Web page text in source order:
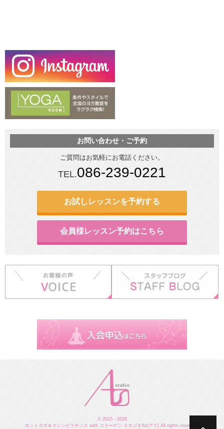
お問い合わせ・ご予約
ご質問はお気軽にお電話ください。
TEL.086-239-0221
お試しレッスンを予約する
会員様レッスン予約はこちら
© 2015 - 2026
ホットヨガ＆マシンピラティス with コラーゲン スタジオAs(アズ) All rights reserved.